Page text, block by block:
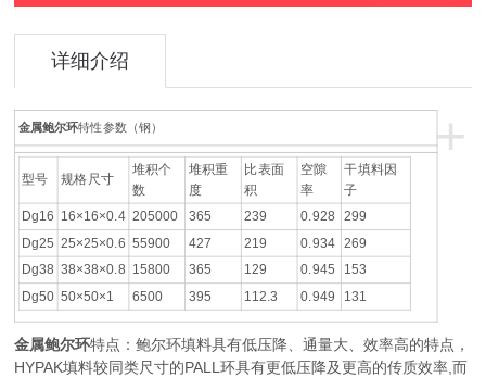
详细介绍
+
金属鲍尔环特性参数（钢）
型号 规格尺寸
堆积个
数
堆积重
度
比表面
积
空隙
率
干填料因
子
Dg16 16×16×0.4 205000 365 239 0.928
299
Dg25 25×25×0.6 55900 427 219 0.934
269
Dg38 38×38×0.8 15800 365 129 0.945
153
Dg50 50×50×1 6500 395 112.3 0.949 131
金属鲍尔环特点：鲍尔环填料具有低压降、通量大、效率高的特点，
HYPAK填料较同类尺寸的PALL环具有更低压降及更高的传质效率,而